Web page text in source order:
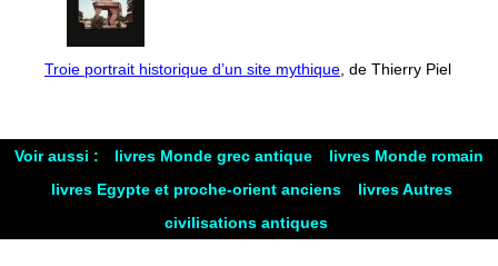
Troie portrait historique d’un site mythique, de Thierry Piel
Voir aussi : livres Monde grec antique
livres Monde romain
livres Egypte et proche-orient anciens
livres Autres
civilisations antiques